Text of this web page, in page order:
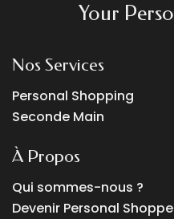
Your
Nos Services
Personal Shopping
Seconde Main
À Propos
Qui sommes-nous ?
Devenir Personal